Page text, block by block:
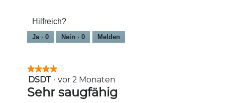
Hilfreich?
Ja · 0 Nein · 0 Melden
★★★★★
★★★★★
4
von
5
DSDT · vor 2 Monaten
Sehr saugfähig